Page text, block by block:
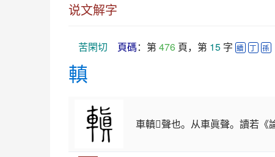
说文解字
苦閑切 頁碼：第 476 頁，第 15 字 續 丁 孫
䡩
車䡩𨥺聲也。从車眞聲。讀若《